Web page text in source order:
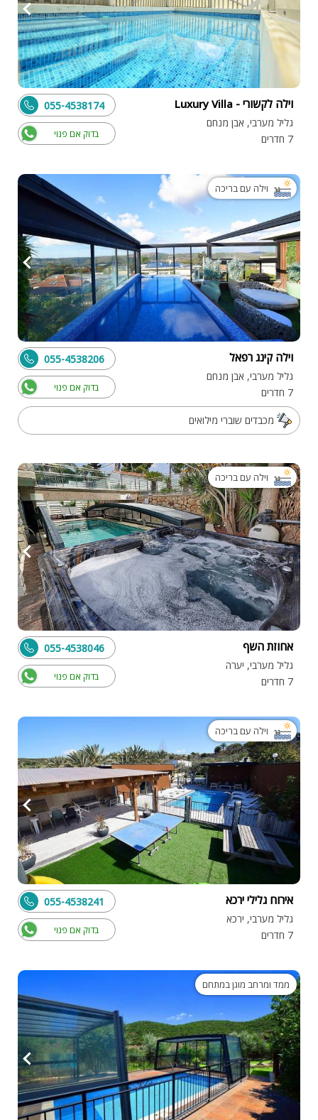
וילה לקשורי - Luxury Villa
גליל מערבי, אבן מנחם
7 חדרים
בדוק אם פנוי
055-4538174
וילה עם בריכה
וילה קינג רפאל
גליל מערבי, אבן מנחם
7 חדרים
בדוק אם פנוי
055-4538206
מכבדים שוברי מילואים
וילה עם בריכה
אחוזת השף
גליל מערבי, יערה
7 חדרים
בדוק אם פנוי
055-4538046
וילה עם בריכה
אירוח גלילי ירכא
גליל מערבי, ירכא
7 חדרים
בדוק אם פנוי
055-4538241
ממד ומרחב מוגן במתחם